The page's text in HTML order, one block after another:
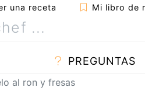
una receta Mi libro de
PREGUNTAS
al ron y fresas